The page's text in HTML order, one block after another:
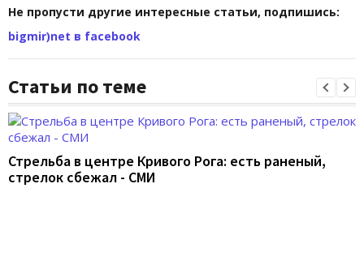
Не пропусти другие интересные статьи, подпишись:
bigmir)net в facebook
Статьи по теме
Стрельба в центре Кривого Рога: есть раненый,
стрелок сбежал - СМИ